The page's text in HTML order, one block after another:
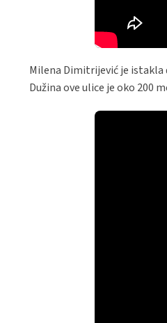
Milena Dimitrijević je istakla
Dužina ove ulice je oko 200